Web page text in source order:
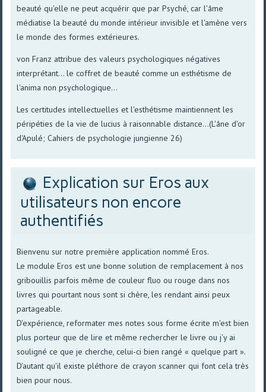
beauté qu'elle ne peut acquérir que par Psyché, car l'âme
médiatise la beauté du monde intérieur invisibJe et l'amène vers
le monde des formes extérieures.
von Franz attribue des valeurs psychologiques négatives
interprétant... le coffret de beauté comme un esthétisme de
l'anima non psychologique...
Les certitudes intellectuelles et l'esthétisme maintiennent les
péripéties de la vie de lucius à raisonnable distance...(L'âne d'or
d'Apulé; Cahiers de psychologie jungienne 26)
Explication sur Eros aux
utilisateurs non encore
authentifiés
Bienvenu sur notre première application nommé Eros.
Le module Eros est une bonne solution de remplacement à nos
gribouillis parfois même de couleur fluo ou rouge dans nos
livres qui pourtant nous sont si chère, les rendant ainsi peux
partageable.
D'expérience, reformater mes notes sous forme écrite m'est bien
plus porteur que de lire et même rechercher le livre ou j'y ai
souligné ce que je cherche, celui-ci bien rangé « quelque part ».
D'autant qu'il existe pléthore de crayon scanner qui font cela très
bien pour nous.